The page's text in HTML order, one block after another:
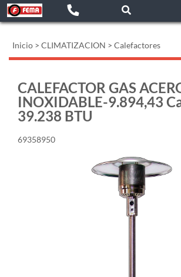
Inicio > CLIMATIZACION > Calefactores
CALEFACTOR GAS
INOXIDABLE-9.894,43
39.238 BTU
69358950